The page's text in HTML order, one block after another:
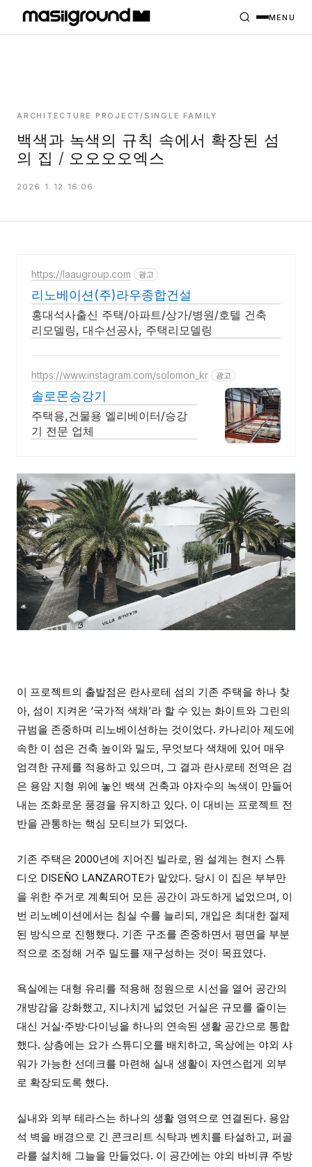
PROJECTS
MASILWIDE
MENU
ARCHITECTURE PROJECT/SINGLE FAMILY
백색과 녹색의 규칙 속에서 확장된 섬
의 집 / 오오오오엑스
2026. 1. 12. 16:06
https://laaugroup.com 광고
리노베이션(주)라우종합건설
홍대석사출신 주택/아파트/상가/병원/호텔 건축
리모델링, 대수선공사, 주택리모델링
https://www.instagram.com/solomon_kr 광고
솔로몬승강기
주택용,건물용 엘리베이터/승강
기 전문 업체
이 프로젝트의 출발점은 란사로테 섬의 기존 주택을 하나 찾
아, 섬이 지켜온 ‘국가적 색채’라 할 수 있는 화이트와 그린의
규범을 존중하며 리노베이션하는 것이었다. 카나리아 제도에
속한 이 섬은 건축 높이와 밀도, 무엇보다 색채에 있어 매우
엄격한 규제를 적용하고 있으며, 그 결과 란사로테 전역은 검
은 용암 지형 위에 놓인 백색 건축과 야자수의 녹색이 만들어
내는 조화로운 풍경을 유지하고 있다. 이 대비는 프로젝트 전
반을 관통하는 핵심 모티브가 되었다.
기존 주택은 2000년에 지어진 빌라로, 원 설계는 현지 스튜
디오 DISEÑO LANZAROTE가 맡았다. 당시 이 집은 부부만
을 위한 주거로 계획되어 모든 공간이 과도하게 넓었으며, 이
번 리노베이션에서는 침실 수를 늘리되, 개입은 최대한 절제
된 방식으로 진행했다. 기존 구조를 존중하면서 평면을 부분
적으로 조정해 거주 밀도를 재구성하는 것이 목표였다.
욕실에는 대형 유리를 적용해 정원으로 시선을 열어 공간의
개방감을 강화했고, 지나치게 넓었던 거실은 규모를 줄이는
대신 거실·주방·다이닝을 하나의 연속된 생활 공간으로 통합
했다. 상층에는 요가 스튜디오를 배치하고, 옥상에는 야외 샤
워가 가능한 선데크를 마련해 실내 생활이 자연스럽게 외부
로 확장되도록 했다.
실내와 외부 테라스는 하나의 생활 영역으로 연결된다. 용암
석 벽을 배경으로 긴 콘크리트 식탁과 벤치를 타설하고, 퍼골
라를 설치해 그늘을 만들었다. 이 공간에는 야외 바비큐 주방